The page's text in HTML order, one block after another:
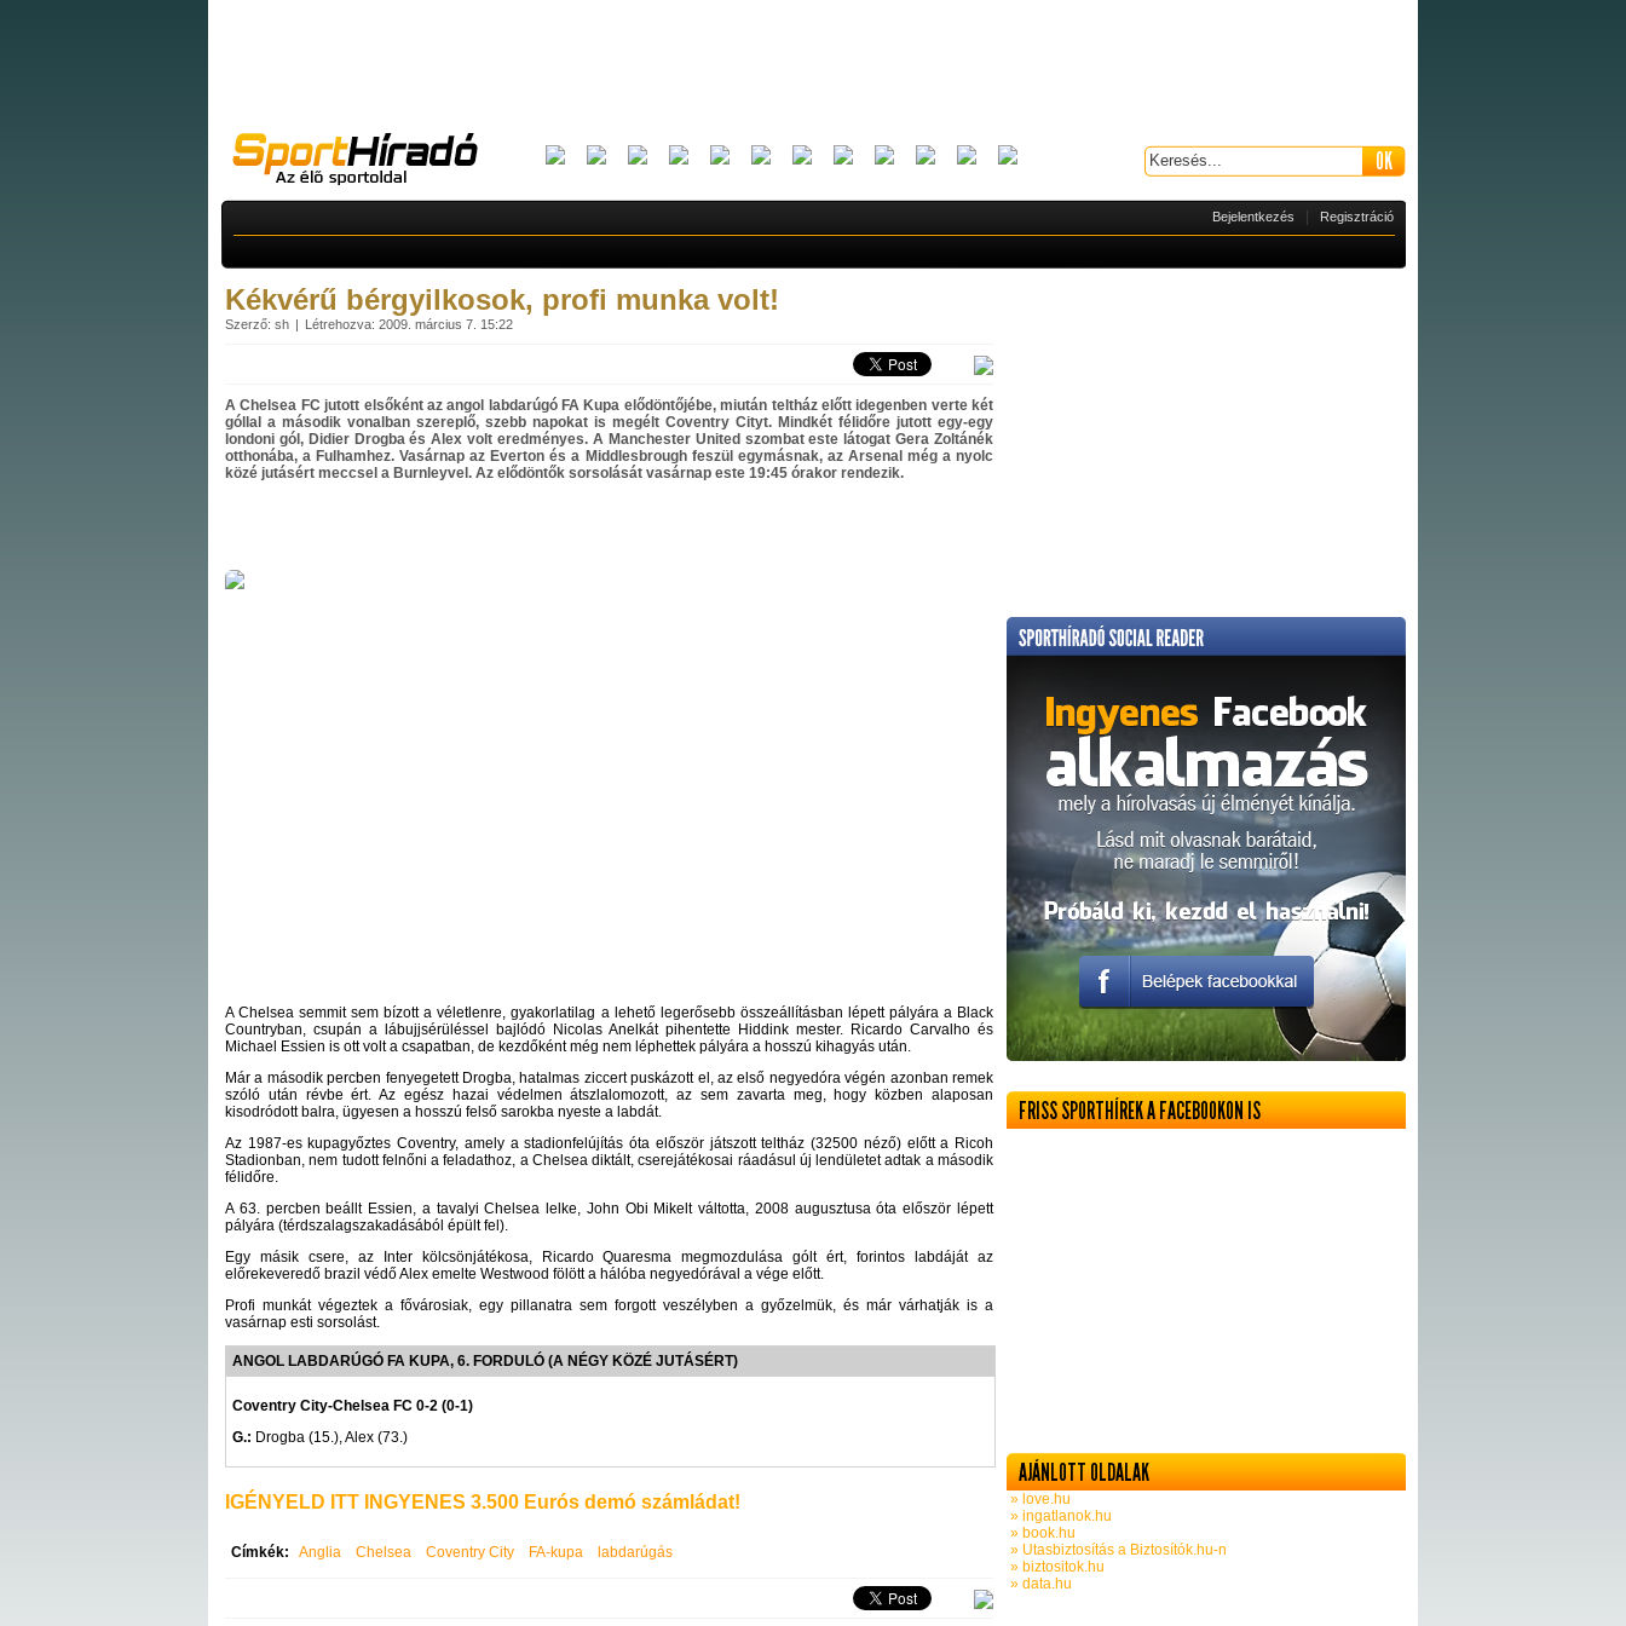
Bejelentkezés Regisztráció
Kékvérű bérgyilkosok, profi munka volt!
Szerző: sh Létrehozva: 2009. március 7. 15:22
A Chelsea FC jutott elsőként az angol labdarúgó FA Kupa elődöntőjébe, miután teltház előtt idegenben verte két
góllal a második vonalban szereplő, szebb napokat is megélt Coventry Cityt. Mindkét félidőre jutott egy-egy
londoni gól, Didier Drogba és Alex volt eredményes. A Manchester United szombat este látogat Gera Zoltánék
otthonába, a Fulhamhez. Vasárnap az Everton és a Middlesbrough feszül egymásnak, az Arsenal még a nyolc
közé jutásért meccsel a Burnleyvel. Az elődöntők sorsolását vasárnap este 19:45 órakor rendezik.
A Chelsea semmit sem bízott a véletlenre, gyakorlatilag a lehető legerősebb összeállításban lépett pályára a Black
Countryban, csupán a lábujjsérüléssel bajlódó Nicolas Anelkát pihentette Hiddink mester. Ricardo Carvalho és
Michael Essien is ott volt a csapatban, de kezdőként még nem léphettek pályára a hosszú kihagyás után.
Már a második percben fenyegetett Drogba, hatalmas ziccert puskázott el, az első negyedóra végén azonban remek
szóló után révbe ért. Az egész hazai védelmen átszlalomozott, az sem zavarta meg, hogy közben alaposan
kisodródott balra, ügyesen a hosszú felső sarokba nyeste a labdát.
Az 1987-es kupagyőztes Coventry, amely a stadionfelújítás óta először játszott teltház (32500 néző) előtt a Ricoh
Stadionban, nem tudott felnőni a feladathoz, a Chelsea diktált, cserejátékosai ráadásul új lendületet adtak a második
félidőre.
A 63. percben beállt Essien, a tavalyi Chelsea lelke, John Obi Mikelt váltotta, 2008 augusztusa óta először lépett
pályára (térdszalagszakadásából épült fel).
Egy másik csere, az Inter kölcsönjátékosa, Ricardo Quaresma megmozdulása gólt ért, forintos labdáját az
előrekeveredő brazil védő Alex emelte Westwood fölött a hálóba negyedórával a vége előtt.
Profi munkát végeztek a fővárosiak, egy pillanatra sem forgott veszélyben a győzelmük, és már várhatják is a
vasárnap esti sorsolást.
ANGOL LABDARÚGÓ FA KUPA, 6. FORDULÓ (A NÉGY KÖZÉ JUTÁSÉRT)
Coventry City-Chelsea FC 0-2 (0-1)
G.: Drogba (15.), Alex (73.)
IGÉNYELD ITT INGYENES 3.500 Eurós demó számládat!
Címkék: Anglia Chelsea Coventry City FA-kupa labdarúgás
FRISS SPORTHÍREK A FACEBOOKON IS
AJÁNLOTT OLDALAK
» love.hu
» ingatlanok.hu
» book.hu
» Utasbiztosítás a Biztosítók.hu-n
» biztositok.hu
» data.hu